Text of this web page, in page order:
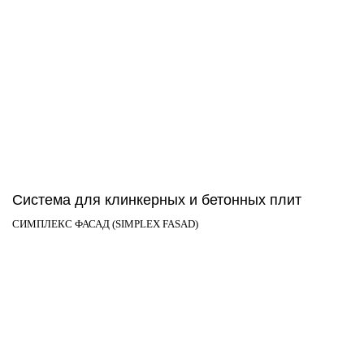
Система для клинкерных и бетонных плит
СИМПЛЕКС ФАСАД (SIMPLEX FASAD)